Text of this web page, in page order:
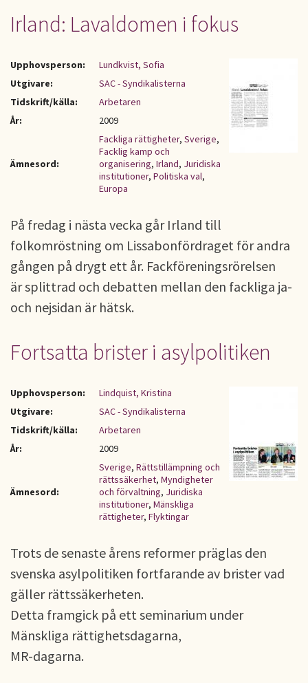
Irland: Lavaldomen i fokus
Upphovsperson:
Lundkvist, Sofia
Utgivare:
SAC - Syndikalisterna
Tidskrift/källa:
Arbetaren
År:
2009
Ämnesord:
Fackliga rättigheter, Sverige,
Facklig kamp och
organisering, Irland, Juridiska
institutioner, Politiska val,
Europa
På fredag i nästa vecka går Irland till
folkomröstning om Lissabonfördraget för andra
gången på drygt ett år. Fackföreningsrörelsen
är splittrad och debatten mellan den fackliga ja-
och nejsidan är hätsk.
Fortsatta brister i asylpolitiken
Upphovsperson:
Lindquist, Kristina
Utgivare:
SAC - Syndikalisterna
Tidskrift/källa:
Arbetaren
År:
2009
Ämnesord:
Sverige, Rättstillämpning och
rättssäkerhet, Myndigheter
och förvaltning, Juridiska
institutioner, Mänskliga
rättigheter, Flyktingar
Trots de senaste årens reformer präglas den
svenska asylpolitiken fortfarande av brister vad
gäller rättssäkerheten.
Detta framgick på ett seminarium under
Mänskliga rättighetsdagarna,
MR-dagarna.